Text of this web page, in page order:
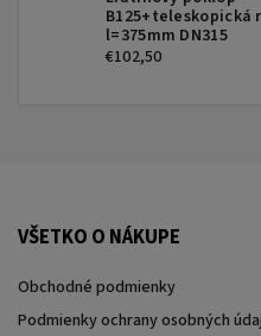
B125+teleskopická
l=375mm DN315
€102,50
VŠETKO O NÁKUPE
Obchodné podmienky
Podmienky ochrany osobných